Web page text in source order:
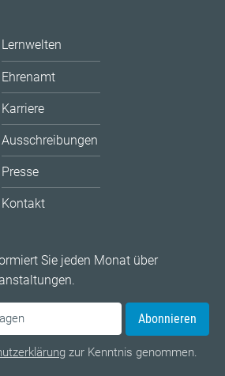
Lernwelten
Ehrenamt
Karriere
Ausschreibungen
Presse
Kontakt
Sie jeden Monat über
Abonnieren
zur Kenntnis genommen.